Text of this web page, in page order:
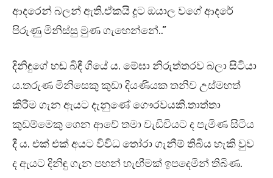
ආදරෙන් බලන් ඇති.ඒකයි දූට ඔයාල වගේ ආදරේ
පිරුණු මිනිස්සු මුණ ගැහෙන්නේ..”
දිනිඳුගේ හඬ බිඳී ගියේ ය. මේඝා නිරුත්තරව බලා සිටියා
ය.තරුණ මිනිසෙකු කුඩා දියණියක තනිව උස්මහත්
කිරීම ගැන ඇයට දැනුණේ ගෞරවයකි.තාත්තා
කුඩම්මෙකු ගෙන ආවේ තමා වැඩිවියට ද පැමිණ සිටිය
දී ය. එක් එක් අයට විවිධ තෝරා ගැනීම් තිබිය හැකි වුව
ද ඇයට දිනිඳු ගැන පහන් හැඟීමක් ඉපදෙමින් තිබිණ.